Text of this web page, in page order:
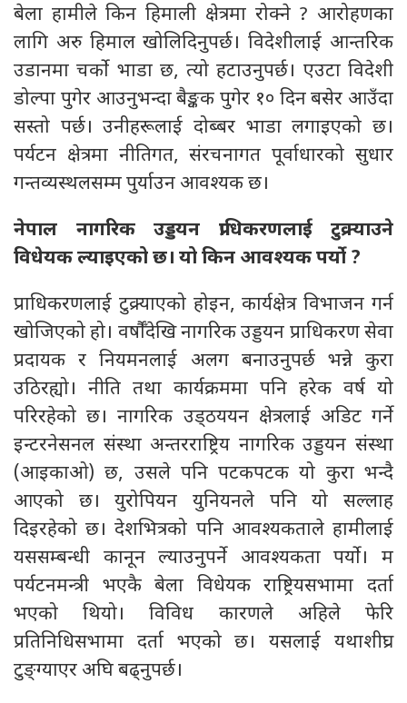
बेला हामीले किन हिमाली क्षेत्रमा रोक्ने ? आरोहणका
लागि अरु हिमाल खोलिदिनुपर्छ। विदेशीलाई आन्तरिक
उडानमा चर्को भाडा छ, त्यो हटाउनुपर्छ। एउटा विदेशी
डोल्पा पुगेर आउनुभन्दा बैङ्कक पुगेर १० दिन बसेर आउँदा
सस्तो पर्छ। उनीहरूलाई दोब्बर भाडा लगाइएको छ।
पर्यटन क्षेत्रमा नीतिगत, संरचनागत पूर्वाधारको सुधार
गन्तव्यस्थलसम्म पुर्याउन आवश्यक छ।
नेपाल नागरिक उड्डयन प्राधिकरणलाई टुक्र्याउने
विधेयक ल्याइएको छ। यो किन आवश्यक पर्यो ?
प्राधिकरणलाई टुक्र्याएको होइन, कार्यक्षेत्र विभाजन गर्न
खोजिएको हो। वर्षौँदेखि नागरिक उड्डयन प्राधिकरण सेवा
प्रदायक र नियमनलाई अलग बनाउनुपर्छ भन्ने कुरा
उठिरह्यो। नीति तथा कार्यक्रममा पनि हरेक वर्ष यो
परिरहेको छ। नागरिक उड्ठययन क्षेत्रलाई अडिट गर्ने
इन्टरनेसनल संस्था अन्तरराष्ट्रिय नागरिक उड्डयन संस्था
(आइकाओ) छ, उसले पनि पटकपटक यो कुरा भन्दै
आएको छ। युरोपियन युनियनले पनि यो सल्लाह
दिइरहेको छ। देशभित्रको पनि आवश्यकताले हामीलाई
यससम्बन्धी कानून ल्याउनुपर्ने आवश्यकता पर्यो। म
पर्यटनमन्त्री भएकै बेला विधेयक राष्ट्रियसभामा दर्ता
भएको थियो। विविध कारणले अहिले फेरि
प्रतिनिधिसभामा दर्ता भएको छ। यसलाई यथाशीघ्र
टुङ्ग्याएर अघि बढ्नुपर्छ।